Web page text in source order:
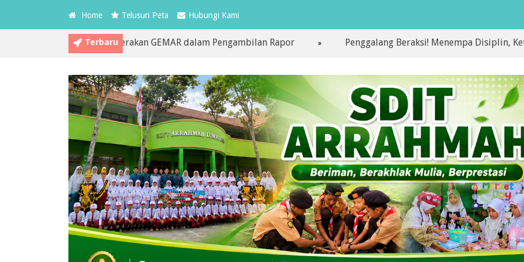
Home Telusuri Peta Hubungi Kami
Terbaru
Gaungkan Gerakan GEMAR dalam Pengambilan Rapor Penggalang Beraksi! Menempa Disiplin,